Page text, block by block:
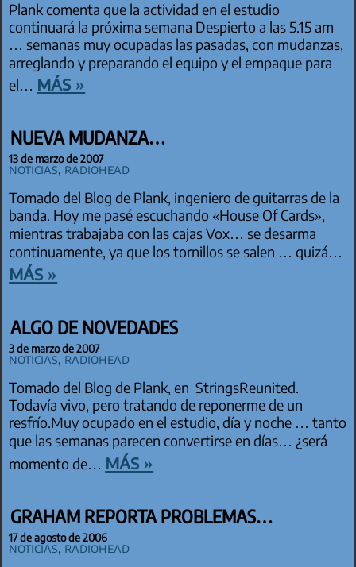
Plank comenta que la actividad en el estudio
continuará la próxima semana Despierto a las 5.15 am
… semanas muy ocupadas las pasadas, con mudanzas,
arreglando y preparando el equipo y el empaque para
el… más »
NUEVA MUDANZA…
13 de marzo de 2007
Noticias, Radiohead
Tomado del Blog de Plank, ingeniero de guitarras de la
banda. Hoy me pasé escuchando «House Of Cards»,
mientras trabajaba con las cajas Vox… se desarma
continuamente, ya que los tornillos se salen … quizá…
más »
ALGO DE NOVEDADES
3 de marzo de 2007
Noticias, Radiohead
Tomado del Blog de Plank, en StringsReunited.
Todavía vivo, pero tratando de reponerme de un
resfrío.Muy ocupado en el estudio, día y noche … tanto
que las semanas parecen convertirse en días… ¿será
momento de… más »
GRAHAM REPORTA PROBLEMAS…
17 de agosto de 2006
Noticias, Radiohead